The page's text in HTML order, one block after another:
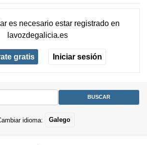
es necesario estar registradoen
lavozdegalicia.es
gratis Iniciar sesión
idioma: Galego